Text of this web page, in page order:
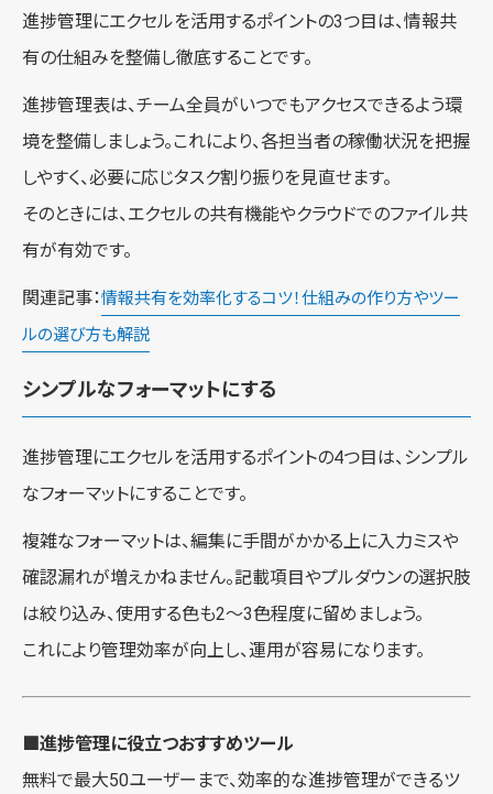
進捗管理にエクセルを活用するポイントの3つ目は、情報共
有の仕組みを整備し徹底することです。
進捗管理表は、チーム全員がいつでもアクセスできるよう環
境を整備しましょう。これにより、各担当者の稼働状況を把握
しやすく、必要に応じタスク割り振りを見直せます。
そのときには、エクセルの共有機能やクラウドでのファイル共
有が有効です。
関連記事：情報共有を効率化するコツ！仕組みの作り方やツー
ルの選び方も解説
シンプルなフォーマットにする
進捗管理にエクセルを活用するポイントの4つ目は、シンプル
なフォーマットにすることです。
複雑なフォーマットは、編集に手間がかかる上に入力ミスや
確認漏れが増えかねません。記載項目やプルダウンの選択肢
は絞り込み、使用する色も2〜3色程度に留めましょう。
これにより管理効率が向上し、運用が容易になります。
■進捗管理に役立つおすすめツール
無料で最大50ユーザーまで、効率的な進捗管理ができるツ